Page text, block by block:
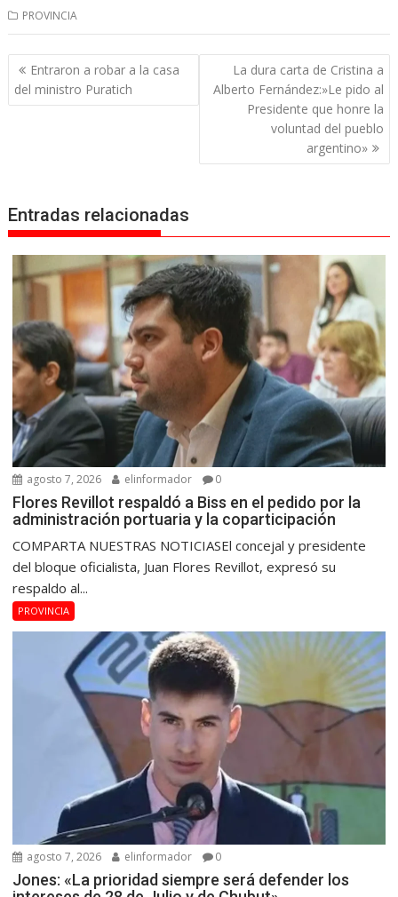
PROVINCIA
Navegación
de
entradas
Entraron a robar a la casa
del ministro Puratich
La dura carta de Cristina a
Alberto Fernández:»Le pido al
Presidente que honre la
voluntad del pueblo
argentino»
Entradas relacionadas
agosto 7, 2026 elinformador 0
Flores Revillot respaldó a Biss en el pedido por la
administración portuaria y la coparticipación
COMPARTA NUESTRAS NOTICIASEl concejal y presidente
del bloque oficialista, Juan Flores Revillot, expresó su
respaldo al...
PROVINCIA
agosto 7, 2026 elinformador 0
Jones: «La prioridad siempre será defender los